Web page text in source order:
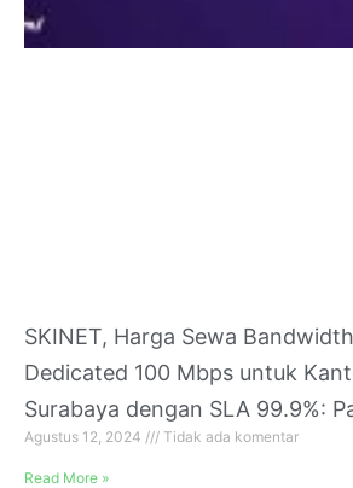
SKINET, Harga Sewa
Dedicated 100 Mbps untuk
Surabaya dengan SLA 99.9%:
Agustus 12, 2024 Tidak ada komentar
Read More »